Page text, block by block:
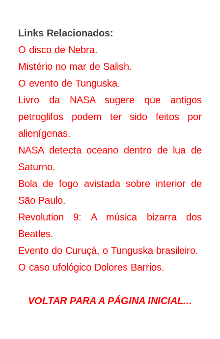
Links Relacionados:
O disco de Nebra.
Mistério no mar de Salish.
O evento de Tunguska.
Livro da NASA sugere que antigos
petroglifos podem ter sido feitos por
alienígenas.
NASA detecta oceano dentro de lua de
Saturno.
Bola de fogo avistada sobre interior de
São Paulo.
Revolution 9: A música bizarra dos
Beatles.
Evento do Curuçá, o Tunguska brasileiro.
O caso ufológico Dolores Barrios.
VOLTAR PARA A PÁGINA INICIAL...